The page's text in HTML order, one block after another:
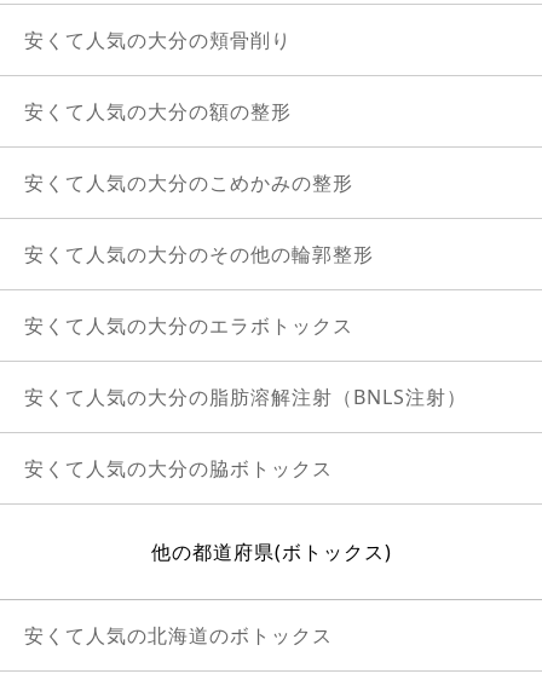
安くて人気の大分の頬骨削り
安くて人気の大分の額の整形
安くて人気の大分のこめかみの整形
安くて人気の大分のその他の輪郭整形
安くて人気の大分のエラボトックス
安くて人気の大分の脂肪溶解注射（BNLS注射）
安くて人気の大分の脇ボトックス
他の都道府県(ボトックス)
安くて人気の北海道のボトックス